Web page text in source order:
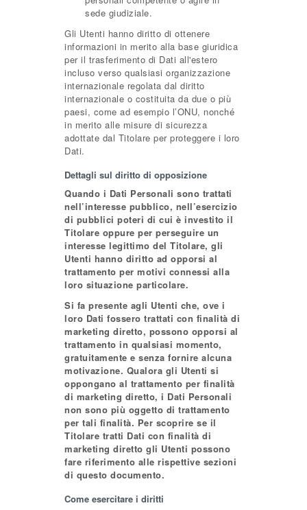
sede giudiziale.
Gli Utenti hanno diritto di ottenere
informazioni in merito alla base giuridica
per il trasferimento di Dati all'estero
incluso verso qualsiasi organizzazione
internazionale regolata dal diritto
internazionale o costituita da due o più
paesi, come ad esempio l’ONU, nonché
in merito alle misure di sicurezza
adottate dal Titolare per proteggere i loro
Dati.
Dettagli sul diritto di opposizione
Quando i Dati Personali sono trattati
nell’interesse pubblico, nell’esercizio
di pubblici poteri di cui è investito il
Titolare oppure per perseguire un
interesse legittimo del Titolare, gli
Utenti hanno diritto ad opporsi al
trattamento per motivi connessi alla
loro situazione particolare.
Si fa presente agli Utenti che, ove i
loro Dati fossero trattati con finalità di
marketing diretto, possono opporsi al
trattamento in qualsiasi momento,
gratuitamente e senza fornire alcuna
motivazione. Qualora gli Utenti si
oppongano al trattamento per finalità
di marketing diretto, i Dati Personali
non sono più oggetto di trattamento
per tali finalità. Per scoprire se il
Titolare tratti Dati con finalità di
marketing diretto gli Utenti possono
fare riferimento alle rispettive sezioni
di questo documento.
Come esercitare i diritti